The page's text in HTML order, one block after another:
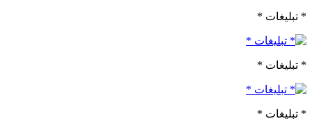
* تبلیغات *
* تبلیغات *
* تبلیغات *